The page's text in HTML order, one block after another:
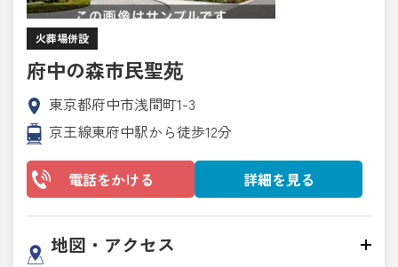
火葬場併設
府中の森市民聖苑
東京都府中市浅間町1-3
京王線東府中駅から徒歩12分
電話をかける 詳細を見る
地図・アクセス